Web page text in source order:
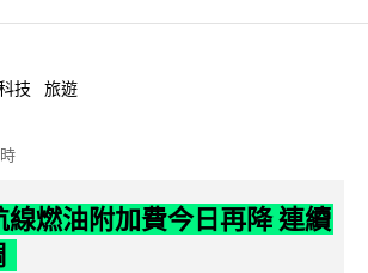
技 旅遊
線燃油附加費今日再降 連續